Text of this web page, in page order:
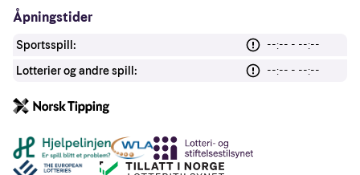
Åpningstider
Sportsspill:
--:-- - --:--
Lotterier og andre spill:
--:-- - --:--
Andre lenker